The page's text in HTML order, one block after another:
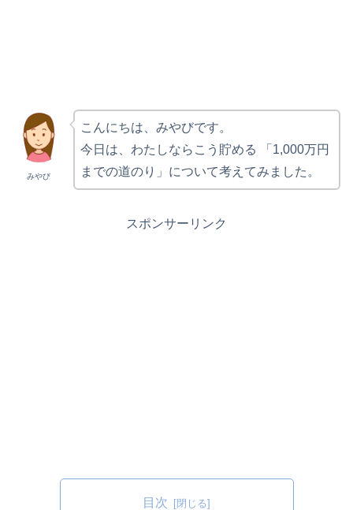
みやび
こんにちは、みやびです。
今日は、わたしならこう貯める 「1,000万円
までの道のり」について考えてみました。
スポンサーリンク
目次